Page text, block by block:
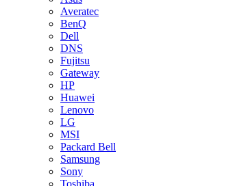
Averatec
BenQ
Dell
DNS
Fujitsu
Gateway
HP
Huawei
Lenovo
LG
MSI
Packard Bell
Samsung
Sony
Toshiba